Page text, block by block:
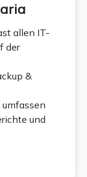
allen IT-
der
&
und